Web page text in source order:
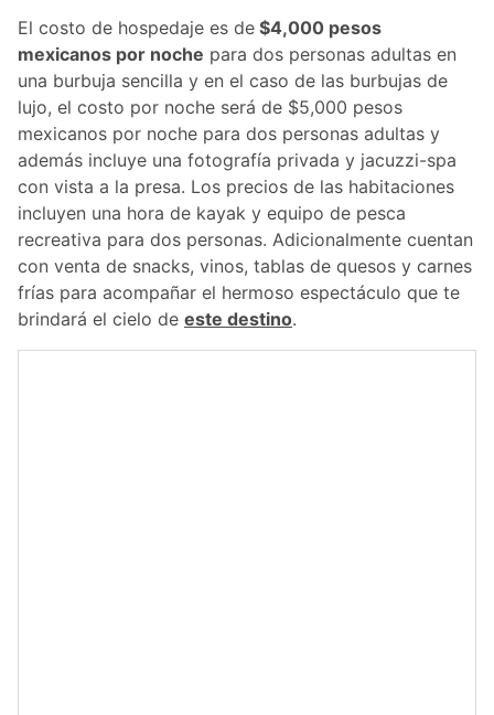
El costo de hospedaje es de $4,000 pesos
mexicanos por noche para dos personas adultas en
una burbuja sencilla y en el caso de las burbujas de
lujo, el costo por noche será de $5,000 pesos
mexicanos por noche para dos personas adultas y
además incluye una fotografía privada y jacuzzi-spa
con vista a la presa. Los precios de las habitaciones
incluyen una hora de kayak y equipo de pesca
recreativa para dos personas. Adicionalmente cuentan
con venta de snacks, vinos, tablas de quesos y carnes
frías para acompañar el hermoso espectáculo que te
brindará el cielo de este destino.